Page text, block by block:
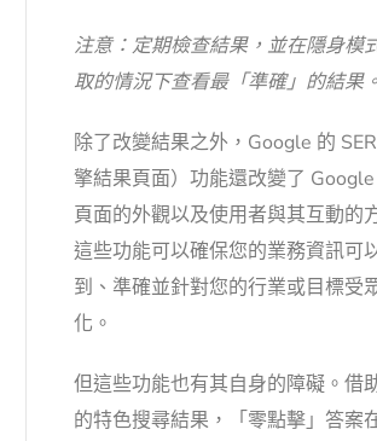
注意：定期檢查結果，並在隱身模
取的情況下查看最「準確」的結果。
除了改變結果之外，Google 的
擎結果頁面）功能還改變了
頁面的外觀以及使用者與其互動的
這些功能可以確保您的業務資訊可
到、準確並針對您的行業或目標受
化。
但這些功能也有其自身的障礙。借
的特色搜尋結果，「零點擊」答案